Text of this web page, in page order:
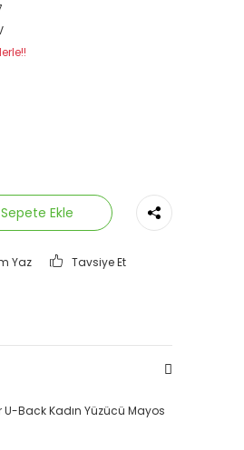
Sepete Ekle
Yaz Tavsiye Et
Back Kadın Yüzücü Mayos